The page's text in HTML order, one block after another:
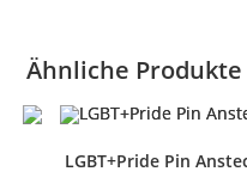
Ähnliche Produkte
LGBT+Pride Pin